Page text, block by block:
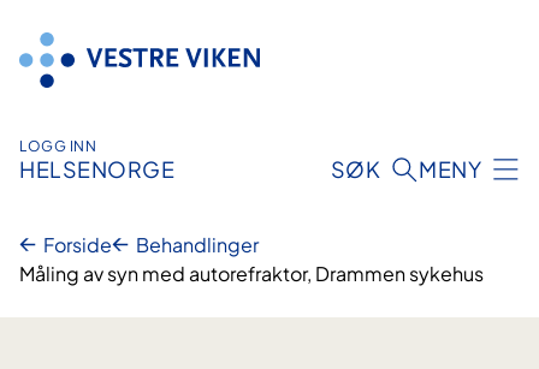
innhold
LOGG INN
HELSENORGE SØK MENY
Forside
Behandlinger
Måling av syn med autorefraktor, Drammen sykehus